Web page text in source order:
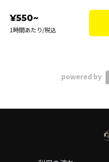
¥550~
1時間あたり/税込
powered by